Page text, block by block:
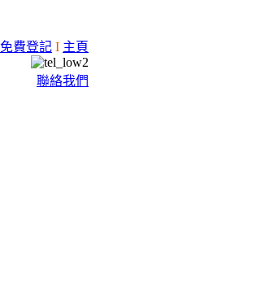
免費登記 I 主頁
聯絡我們